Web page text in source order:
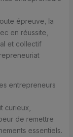
épreuve, la
en réussite,
et collectif
entrepreneurs
curieux,
de remettre
essentiels.